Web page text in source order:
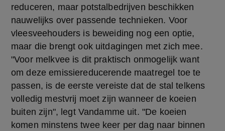
reduceren, maar potstalbedrijven beschikken
nauwelijks over passende technieken. Voor
vleesveehouders is beweiding nog een optie,
maar die brengt ook uitdagingen met zich mee.
"Voor melkvee is dit praktisch onmogelijk want
om deze emissiereducerende maatregel toe te
passen, is de eerste vereiste dat de stal telkens
volledig mestvrij moet zijn wanneer de koeien
buiten zijn", legt Vandamme uit. "De koeien
komen minstens twee keer per dag naar binnen